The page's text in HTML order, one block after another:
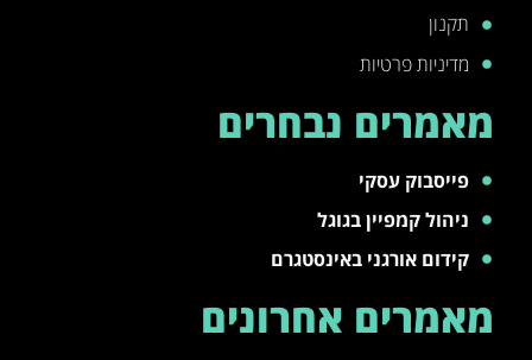
תקנון
מדיניות פרטיות
מאמרים נבחרים
פייסבוק עסקי
ניהול קמפיין בגוגל
קידום אורגני באינסטגרם
מאמרים אחרונים